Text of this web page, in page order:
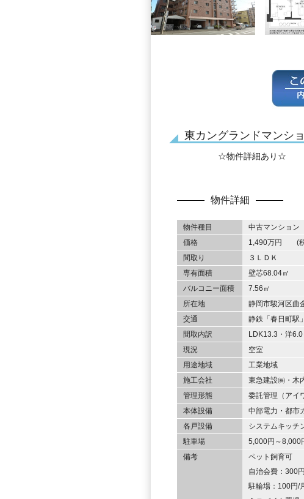
東カングランドマン
☆物件詳細あり☆
物件詳細
物件種目 中古マンション
価格
1,490万円 (
間取り
３ＬＤＫ
専有面積
壁芯68.04㎡
バルコニー面積
7.56㎡
所在地
静岡市駿河区曲
交通
静鉄「春日町駅
間取内訳
LDK13.3・洋
現況
空室
用途地域
工業地域
施工会社
東急建設㈱・木
管理形態
委託管理（アイ
本体設備
中部電力・都市
各戸設備
システムキッチ
駐車場
5,000円～
備考
ペット飼育可
自治会費：300
駐輪場：100円/